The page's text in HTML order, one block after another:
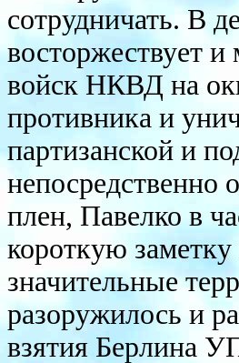
сотрудничать. В
восторжествует
войск НКВД на
противника и
партизанской и
непосредственно
плен, Павелко в
короткую
значительные
разоружилось и
взятия Берлина